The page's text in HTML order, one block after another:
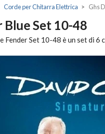
Corde per Chitarra Elettrica Ghs
Set 10-48
Fender Set 10-48 è un set di